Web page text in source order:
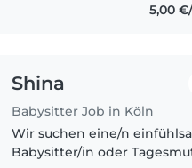
5,00
Shina
Babysitter Job in Köln
Wir suchen eine/n
Babysitter/in oder